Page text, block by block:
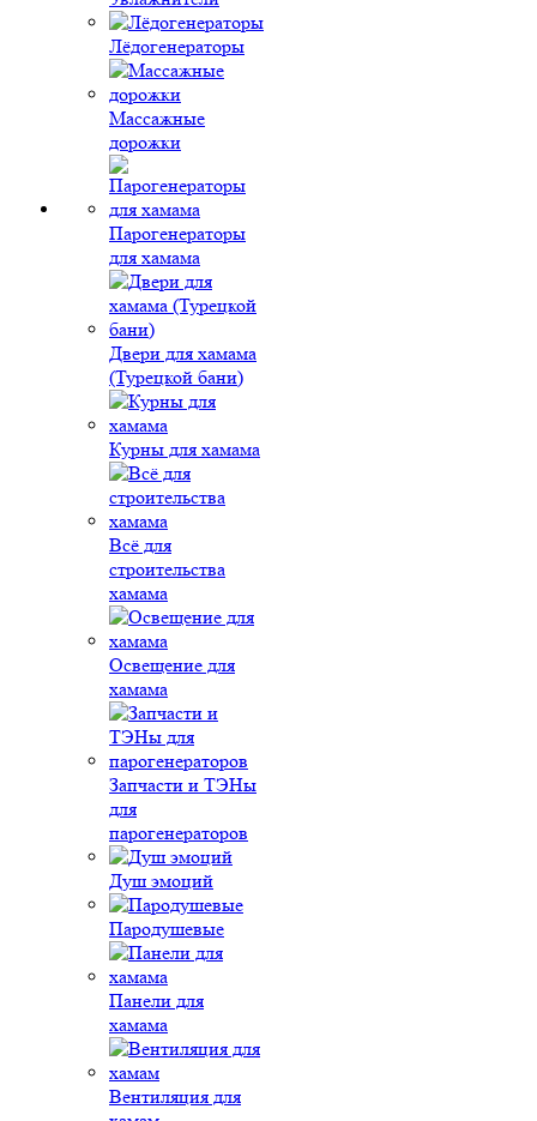
Лёдогенераторы
Массажные
дорожки
Парогенераторы
для хамама
Двери для хамама
(Турецкой бани)
Курны для хамама
Всё для
строительства
хамама
Освещение для
хамама
Запчасти и ТЭНы
для
парогенераторов
Душ эмоций
Пародушевые
Панели для
хамама
Вентиляция для